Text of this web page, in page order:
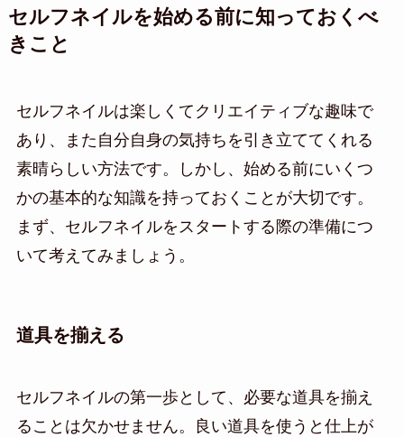
セルフネイルを始める前に知っておくべ
きこと
セルフネイルは楽しくてクリエイティブな趣味で
あり、また自分自身の気持ちを引き立ててくれる
素晴らしい方法です。しかし、始める前にいくつ
かの基本的な知識を持っておくことが大切です。
まず、セルフネイルをスタートする際の準備につ
いて考えてみましょう。
道具を揃える
セルフネイルの第一歩として、必要な道具を揃え
ることは欠かせません。良い道具を使うと仕上が